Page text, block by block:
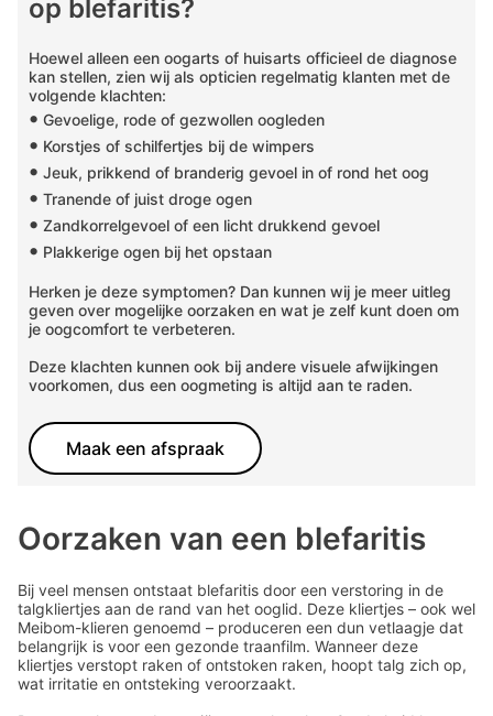
op blefaritis?
Hoewel alleen een oogarts of huisarts officieel de diagnose
kan stellen, zien wij als opticien regelmatig klanten met de
volgende klachten:
• Gevoelige, rode of gezwollen oogleden
• Korstjes of schilfertjes bij de wimpers
• Jeuk, prikkend of branderig gevoel in of rond het oog
• Tranende of juist droge ogen
• Zandkorrelgevoel of een licht drukkend gevoel
• Plakkerige ogen bij het opstaan
Herken je deze symptomen? Dan kunnen wij je meer uitleg
geven over mogelijke oorzaken en wat je zelf kunt doen om
je oogcomfort te verbeteren.
Deze klachten kunnen ook bij andere visuele afwijkingen
voorkomen, dus een oogmeting is altijd aan te raden.
Maak een afspraak
Oorzaken van een blefaritis
Bij veel mensen ontstaat blefaritis door een verstoring in de
talgkliertjes aan de rand van het ooglid. Deze kliertjes – ook wel
Meibom-klieren genoemd – produceren een dun vetlaagje dat
belangrijk is voor een gezonde traanfilm. Wanneer deze
kliertjes verstopt raken of ontstoken raken, hoopt talg zich op,
wat irritatie en ontsteking veroorzaakt.